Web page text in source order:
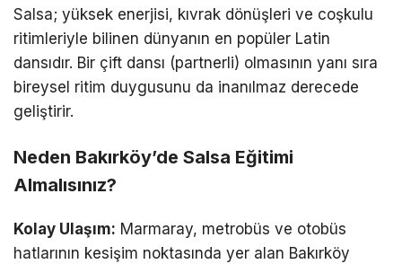
Salsa; yüksek enerjisi, kıvrak dönüşleri ve coşkulu
ritimleriyle bilinen dünyanın en popüler Latin
dansıdır. Bir çift dansı (partnerli) olmasının yanı sıra
bireysel ritim duygusunu da inanılmaz derecede
geliştirir.
Neden Bakırköy’de Salsa Eğitimi
Almalısınız?
Kolay Ulaşım: Marmaray, metrobüs ve otobüs
hatlarının kesişim noktasında yer alan Bakırköy